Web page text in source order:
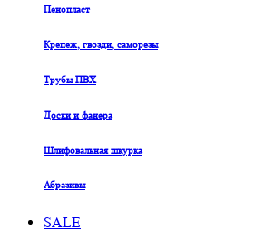
Пенопласт
Крепеж, гвозди, саморезы
Трубы ПВХ
Доски и фанера
Шлифовальная шкурка
Абразивы
SALE